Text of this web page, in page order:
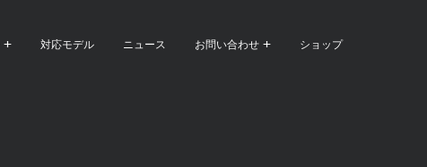
対応モデル ニュース お問い合わせ ショップ